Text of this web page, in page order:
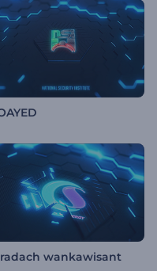
wankawisant